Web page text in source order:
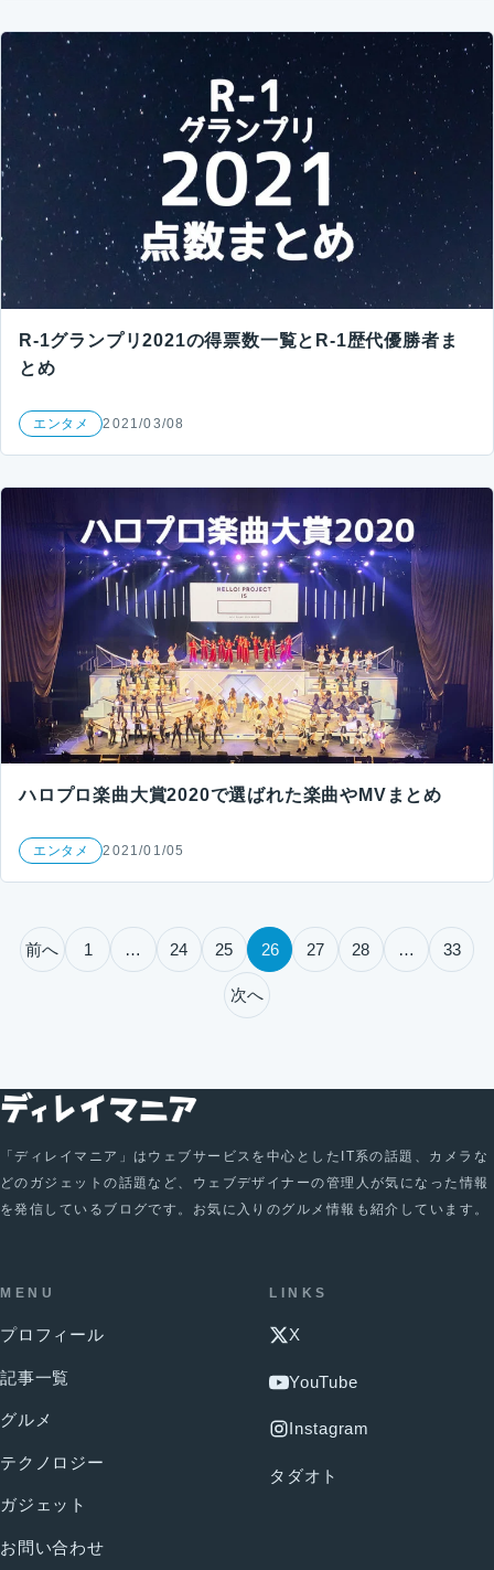
R-1グランプリ2021の得票数一覧とR-1歴代優勝者ま
とめ
エンタメ 2021/03/08
ハロプロ楽曲大賞2020で選ばれた楽曲やMVまとめ
エンタメ 2021/01/05
投稿のページ送り
前へ 1 … 24 25 26 27 28 … 33
次へ
「ディレイマニア」はウェブサービスを中心としたIT系の話題、カメラな
どのガジェットの話題など、ウェブデザイナーの管理人が気になった情報
を発信しているブログです。お気に入りのグルメ情報も紹介しています。
MENU
プロフィール
記事一覧
グルメ
テクノロジー
ガジェット
お問い合わせ
LINKS
X
YouTube
Instagram
タダオト